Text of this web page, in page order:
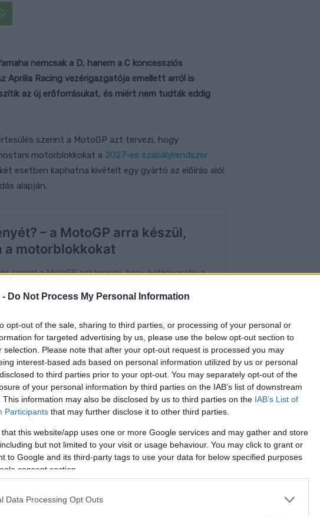
- Do Not Process My Personal Information
opt-out of the sale, sharing to third parties, or processing of your personal or
for targeted advertising by us, please use the below opt-out section to
selection. Please note that after your opt-out request is processed you may
interest-based ads based on personal information utilized by us or personal
to third parties prior to your opt-out. You may separately opt-out of the
of your personal information by third parties on the IAB’s list of downstream
This information may also be disclosed by us to third parties on the IAB’s List of
Participants that may further disclose it to other third parties.
that this website/app uses one or more Google services and may gather and store
but not limited to your visit or usage behaviour. You may click to grant or
to Google and its third-party tags to use your data for below specified purposes
consent section.
Data Processing Opt Outs
nemcsak a D, hanem a C koncessziós
Aprilia Racing vezérigazgatója emellett arról is
az új erőforrásukat, és miért nem tudták eddig
szerint a MotoGP azt tervezi, hogy
motorblokkokat a 2027-es szabályrendszer
esetben kaphatna kivételt egy gyártó az előírás alól:
alapján.
alapját a tavaly elfogadottrendszer képezi. Ez a
kategóriába sorolja, amelyek közül a
befagyasztás alatt is fejleszthetnék az aktuális
és a Yamahát.
nemrég arra utalt, hogy a Yamahánál nem
is tovább dolgoznának az M1 „szívén”. Erre
szerint a japán gyártó elkezdte egy V4-es